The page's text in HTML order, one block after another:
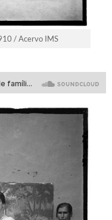
/ Acervo IMS